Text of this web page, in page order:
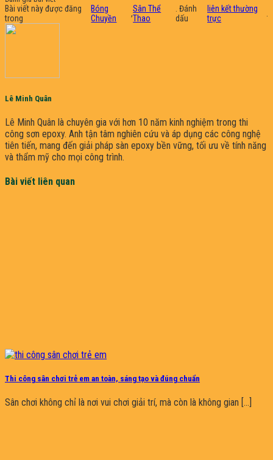
Bài viết này được đăng
trong
Bóng
Chuyền
,Sân Thể
Thao
. Đánh
dấu
liên kết thường
trực
Lê Minh Quân
Lê Minh Quân là chuyên gia với hơn 10 năm kinh nghiệm trong thi
công sơn epoxy. Anh tận tâm nghiên cứu và áp dụng các công nghệ
tiên tiến, mang đến giải pháp sàn epoxy bền vững, tối ưu về tính năng
và thẩm mỹ cho mọi công trình.
Bài viết liên quan
Thi công sân chơi trẻ em an toàn, sáng tạo và đúng chuẩn
Sân chơi không chỉ là nơi vui chơi giải trí, mà còn là không gian [...]